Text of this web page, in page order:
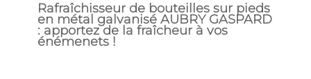
Rafraîchisseur de bouteilles sur pieds
en métal galvanisé AUBRY GASPARD
: apportez de la fraîcheur à vos
énémenets !